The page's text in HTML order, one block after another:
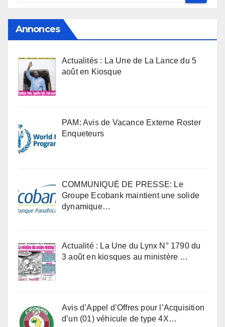
Annonces
Actualités : La Une de La Lance du 5
août en Kiosque
PAM: Avis de Vacance Externe Roster
Enqueteurs
COMMUNIQUÉ DE PRESSE: Le
Groupe Ecobank maintient une solide
dynamique…
Actualité : La Une du Lynx N° 1790 du
3 août en kiosques au ministère …
Avis d’Appel d’Offres pour l’Acquisition
d’un (01) véhicule de type 4X…